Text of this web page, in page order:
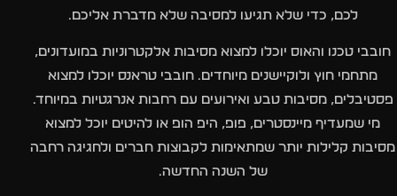
לכם, כדי שלא תגיעו למסיבה שלא מדברת אליכם.
חובבי טכנו והאוס יוכלו למצוא מסיבות אלקטרוניות במועדונים,
מתחמי חוץ ולוקיישנים מיוחדים. חובבי טראנס יוכלו למצוא
פסטיבלים, מסיבות טבע ואירועים עם רחבות אנרגטיות במיוחד.
מי שמעדיף מיינסטרים, פופ, היפ הופ או להיטים יוכל למצוא
מסיבות קלילות יותר שמתאימות לקבוצות חברים ולחגיגה רחבה
של השנה החדשה.